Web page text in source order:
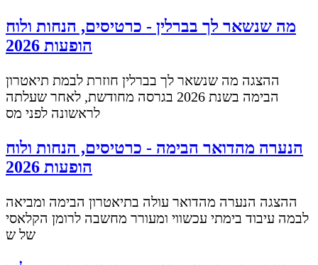
מה שנשאר לך בברלין - כרטיסים, הנחות ולוח
הופעות 2026
ההצגה מה שנשאר לך בברלין חוזרת לבמת תיאטרון
הבימה בשנת 2026 בגרסה מחודשת, לאחר שעלתה
לראשונה לפני מס
הנערה מהדואר הבימה - כרטיסים, הנחות ולוח
הופעות 2026
ההצגה הנערה מהדואר עולה בתיאטרון הבימה ומביאה
לבמה עיבוד בימתי עכשווי ומעורר מחשבה לרומן הקלאסי
של ש